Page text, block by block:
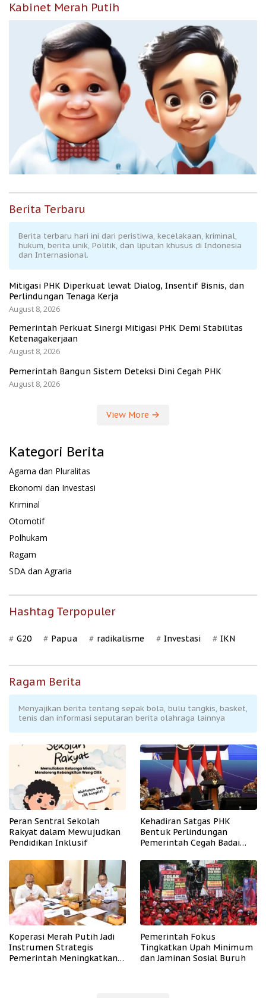
Kabinet Merah Putih
Berita Terbaru
Berita terbaru hari ini dari peristiwa, kecelakaan, kriminal,
hukum, berita unik, Politik, dan liputan khusus di Indonesia
dan Internasional.
Mitigasi PHK Diperkuat lewat Dialog, Insentif Bisnis, dan
Perlindungan Tenaga Kerja
August 8, 2026
Pemerintah Perkuat Sinergi Mitigasi PHK Demi Stabilitas
Ketenagakerjaan
August 8, 2026
Pemerintah Bangun Sistem Deteksi Dini Cegah PHK
August 8, 2026
View More
Kategori Berita
Agama dan Pluralitas
Ekonomi dan Investasi
Kriminal
Otomotif
Polhukam
Ragam
SDA dan Agraria
Hashtag Terpopuler
G20 Papua radikalisme Investasi IKN
Ragam Berita
Menyajikan berita tentang sepak bola, bulu tangkis, basket,
tenis dan informasi seputaran berita olahraga lainnya
Peran Sentral Sekolah
Rakyat dalam Mewujudkan
Pendidikan Inklusif
Kehadiran Satgas PHK
Bentuk Perlindungan
Pemerintah Cegah Badai
Koperasi Merah Putih Jadi
Instrumen Strategis
Pemerintah Meningkatkan
Pemerintah Fokus
Tingkatkan Upah Minimum
dan Jaminan Sosial Buruh